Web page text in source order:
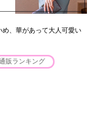
、華があって大人可愛い
販ランキング